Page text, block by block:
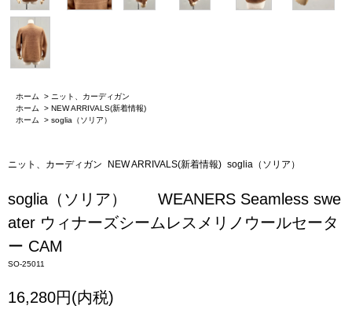
ホーム > ニット、カーディガン
ホーム
> NEW ARRIVALS(新着情報)
ホーム
> soglia（ソリア）
ニット、カーディガン NEW ARRIVALS(新着情報) soglia（ソリア）
soglia（ソリア） WEANERS Seamless swe
ater ウィナーズシームレスメリノウールセータ
ー CAM
SO-25011
16,280円(内税)